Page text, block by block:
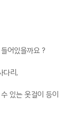
어있을까요 ?
다리,
있는 옷걸이 등이